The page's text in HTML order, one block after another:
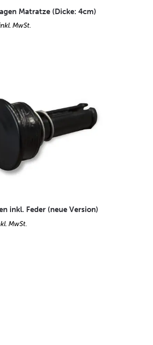
Matratze (Dicke: 4cm)
MwSt.
inkl. Feder (neue Version)
MwSt.